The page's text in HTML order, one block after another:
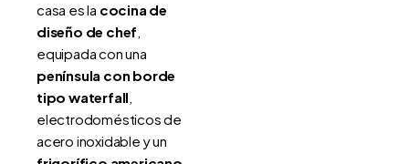
casa es la cocina de
diseño de chef,
equipada con una
península con borde
tipo waterfall,
electrodomésticos de
acero inoxidable y un